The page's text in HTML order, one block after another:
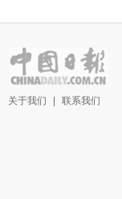
关于我们 联系我们